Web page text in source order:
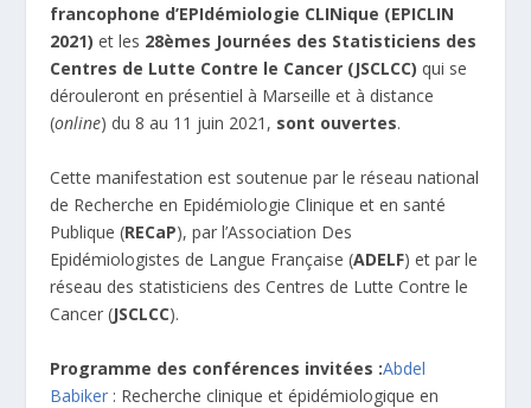
francophone d’EPIdémiologie CLINique (EPICLIN
2021) et les 28èmes Journées des Statisticiens des
Centres de Lutte Contre le Cancer (JSCLCC) qui se
dérouleront en présentiel à Marseille et à distance
(online) du 8 au 11 juin 2021, sont ouvertes.
Cette manifestation est soutenue par le réseau national
de Recherche en Epidémiologie Clinique et en santé
Publique (RECaP), par l’Association Des
Epidémiologistes de Langue Française (ADELF) et par le
réseau des statisticiens des Centres de Lutte Contre le
Cancer (JSCLCC).
Programme des conférences invitées :Abdel
Babiker : Recherche clinique et épidémiologique en